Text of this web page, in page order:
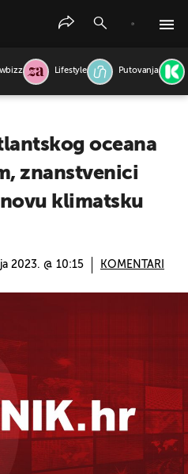
Lifestyle Putovanja
oceana
znanstvenici
klimatsku
2023. @ 10:15 KOMENTARI